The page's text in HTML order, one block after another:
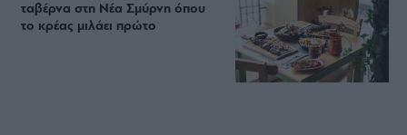
ταβέρνα στη Νέα Σμύρνη όπου
το κρέας μιλάει πρώτο